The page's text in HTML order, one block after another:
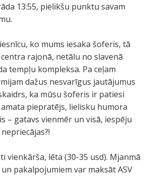
13:55, pielikšu punktu savam
ko mums iesaka šoferis, tā
rajonā, netālu no slavenā
tempļu kompleksa. Pa ceļam
dažus nesvarīgus jautājumus
ka mūsu šoferis ir patiesi
piepratējs, lielisku humora
– gatavs vienmēr un visā, iespēju
vienkārša, lēta (30-35 usd). Mjanmā
pakalpojumiem var maksāt ASV